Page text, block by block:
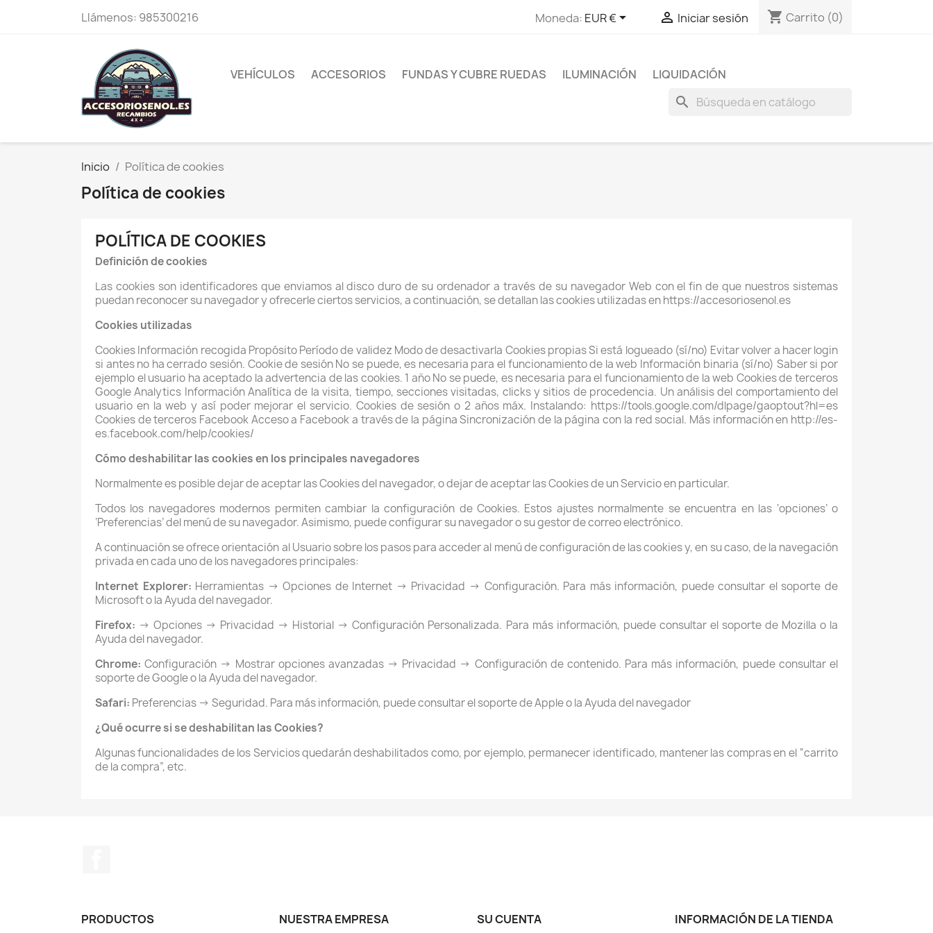
Llámenos: 985300216 Moneda: EUR €  Iniciar sesión shopping_cart Carrito (0)
VEHÍCULOS ACCESORIOS FUNDAS Y CUBRE RUEDAS ILUMINACIÓN LIQUIDACIÓN
search
Inicio Política de cookies
Política de cookies
POLÍTICA DE COOKIES
Definición de cookies
Las cookies son identificadores que enviamos al disco duro de su ordenador a través de su navegador Web con el fin de que nuestros sistemas
puedan reconocer su navegador y ofrecerle ciertos servicios, a continuación, se detallan las cookies utilizadas en https://accesoriosenol.es
Cookies utilizadas
Cookies Información recogida Propósito Período de validez Modo de desactivarla Cookies propias Si está logueado (sí/no) Evitar volver a hacer login
si antes no ha cerrado sesión. Cookie de sesión No se puede, es necesaria para el funcionamiento de la web Información binaria (sí/no) Saber si por
ejemplo el usuario ha aceptado la advertencia de las cookies. 1 año No se puede, es necesaria para el funcionamiento de la web Cookies de terceros
Google Analytics Información Analítica de la visita, tiempo, secciones visitadas, clicks y sitios de procedencia. Un análisis del comportamiento del
usuario en la web y así poder mejorar el servicio. Cookies de sesión o 2 años máx. Instalando: https://tools.google.com/dlpage/gaoptout?hl=es
Cookies de terceros Facebook Acceso a Facebook a través de la página Sincronización de la página con la red social. Más información en http://es-
es.facebook.com/help/cookies/
Cómo deshabilitar las cookies en los principales navegadores
Normalmente es posible dejar de aceptar las Cookies del navegador, o dejar de aceptar las Cookies de un Servicio en particular.
Todos los navegadores modernos permiten cambiar la configuración de Cookies. Estos ajustes normalmente se encuentra en las ‘opciones’ o
‘Preferencias’ del menú de su navegador. Asimismo, puede configurar su navegador o su gestor de correo electrónico.
A continuación se ofrece orientación al Usuario sobre los pasos para acceder al menú de configuración de las cookies y, en su caso, de la navegación
privada en cada uno de los navegadores principales:
Internet Explorer: Herramientas -> Opciones de Internet -> Privacidad -> Configuración. Para más información, puede consultar el soporte de
Microsoft o la Ayuda del navegador.
Firefox: -> Opciones -> Privacidad -> Historial -> Configuración Personalizada. Para más información, puede consultar el soporte de Mozilla o la
Ayuda del navegador.
Chrome:Configuración -> Mostrar opciones avanzadas -> Privacidad -> Configuración de contenido. Para más información, puede consultar el
soporte de Google o la Ayuda del navegador.
Safari: Preferencias -> Seguridad. Para más información, puede consultar el soporte de Apple o la Ayuda del navegador
¿Qué ocurre si se deshabilitan las Cookies?
Algunas funcionalidades de los Servicios quedarán deshabilitados como, por ejemplo, permanecer identificado, mantener las compras en el “carrito
de la compra”, etc.
PRODUCTOS NUESTRA EMPRESA SU CUENTA INFORMACIÓN DE LA TIENDA